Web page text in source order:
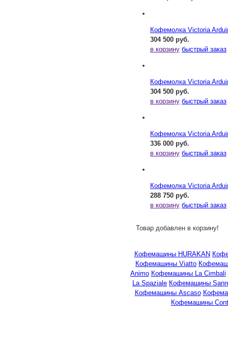
Кофемолка Victoria
304 500 руб.
в корзину быстрый заказ
Кофемолка Victoria
304 500 руб.
в корзину быстрый заказ
Кофемолка Victoria
336 000 руб.
в корзину быстрый заказ
Кофемолка Victoria
288 750 руб.
в корзину быстрый заказ
Товар добавлен в корзину!
Кофемашины HURAKAN
Кофемашины Viatto
Animo Кофемашины La Cimbali
La Spaziale Кофемашины
Кофемашины Ascaso
Кофемашины